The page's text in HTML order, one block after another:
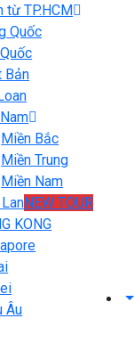
từ TP.HCM
Quốc
Bản
Miền Bắc
Miền Trung
Miền Nam
NEW TOUR
KONG
Âu